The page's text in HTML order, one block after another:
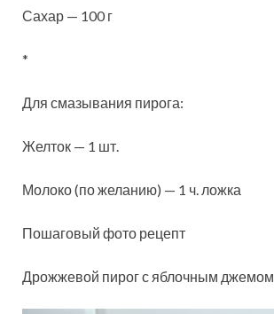
Сахар — 100 г
*
Для смазывания пирога:
Желток — 1 шт.
Молоко (по желанию) — 1 ч. ложка
Пошаговый фото рецепт
Дрожжевой пирог с яблочным джемом